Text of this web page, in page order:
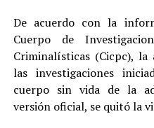
De acuerdo con la
Cuerpo de
Criminalísticas (Cicpc),
las investigaciones
cuerpo sin vida de la
versión oficial, se quitó la